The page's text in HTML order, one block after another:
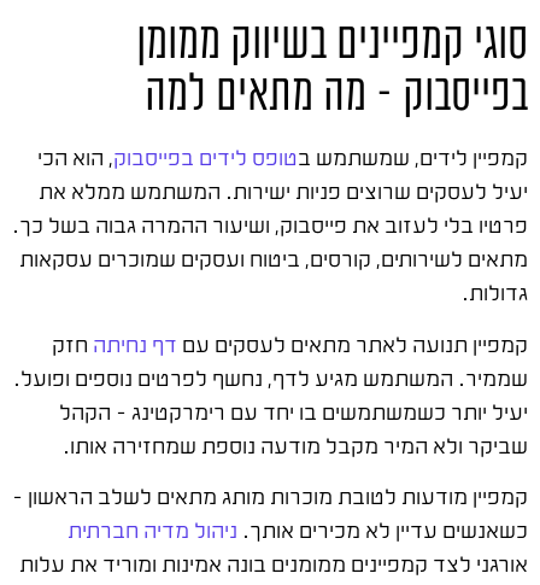
סוגי קמפיינים בשיווק ממומן
בפייסבוק – מה מתאים למה
קמפיין לידים, שמשתמש בטופס לידים בפייסבוק, הוא הכי
יעיל לעסקים שרוצים פניות ישירות. המשתמש ממלא את
פרטיו בלי לעזוב את פייסבוק, ושיעור ההמרה גבוה בשל כך.
מתאים לשירותים, קורסים, ביטוח ועסקים שמוכרים עסקאות
גדולות.
קמפיין תנועה לאתר מתאים לעסקים עם דף נחיתה חזק
שממיר. המשתמש מגיע לדף, נחשף לפרטים נוספים ופועל.
יעיל יותר כשמשתמשים בו יחד עם רימרקטינג – הקהל
שביקר ולא המיר מקבל מודעה נוספת שמחזירה אותו.
קמפיין מודעות לטובת מוכרות מותג מתאים לשלב הראשון –
כשאנשים עדיין לא מכירים אותך. ניהול מדיה חברתית
אורגני לצד קמפיינים ממומנים בונה אמינות ומוריד את עלות